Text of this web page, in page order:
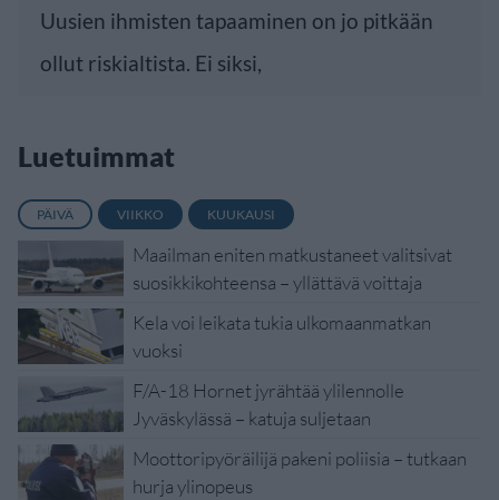
Uusien ihmisten tapaaminen on jo pitkään
ollut riskialtista. Ei siksi,
Luetuimmat
PÄIVÄ VIIKKO KUUKAUSI
Maailman eniten matkustaneet valitsivat
suosikkikohteensa – yllättävä voittaja
Kela voi leikata tukia ulkomaanmatkan
vuoksi
F/A-18 Hornet jyrähtää ylilennolle
Jyväskylässä – katuja suljetaan
Moottoripyöräilijä pakeni poliisia – tutkaan
hurja ylinopeus